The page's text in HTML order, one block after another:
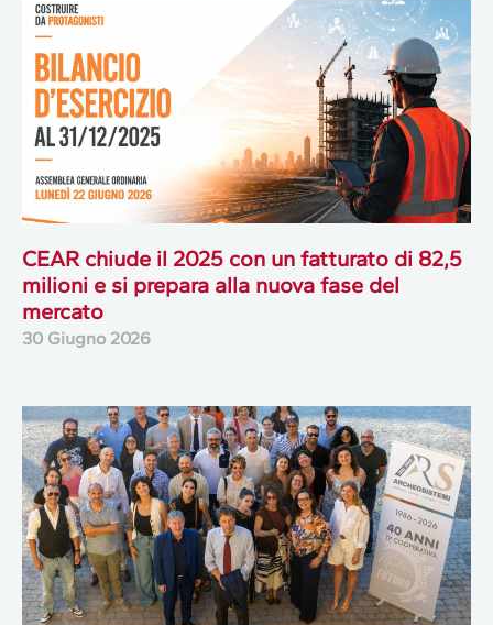
CEAR chiude il 2025 con un fatturato di 82,5
milioni e si prepara alla nuova fase del
mercato
30 Giugno 2026